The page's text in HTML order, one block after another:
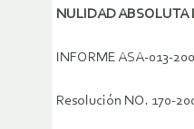
NULIDAD ABSOLUTA
INFORME ASA-013-
Resolución NO. 170-